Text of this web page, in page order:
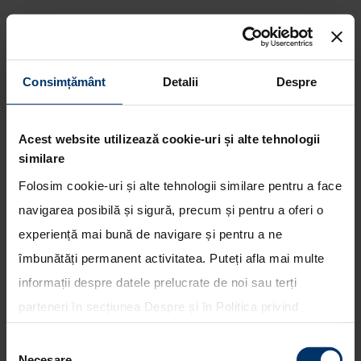
Consimțământ Detalii Despre
Acest website utilizează cookie-uri și alte tehnologii
similare
Folosim cookie-uri și alte tehnologii similare pentru a face
navigarea posibilă și sigură, precum și pentru a oferi o
experiență mai bună de navigare și pentru a ne
îmbunătăți permanent activitatea. Puteți afla mai multe
informații despre datele prelucrate de noi sau terți
parteneri în secțiunea Despre și în Politica privind
toate cookie-urile, una sau mai multe categorii sau să
Echipajele Hyundai Motorsport
concureaza pentru clasarea pe
podium in Raliul Portugaliei